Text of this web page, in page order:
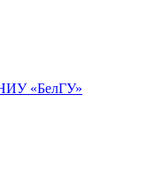
«БелГУ»